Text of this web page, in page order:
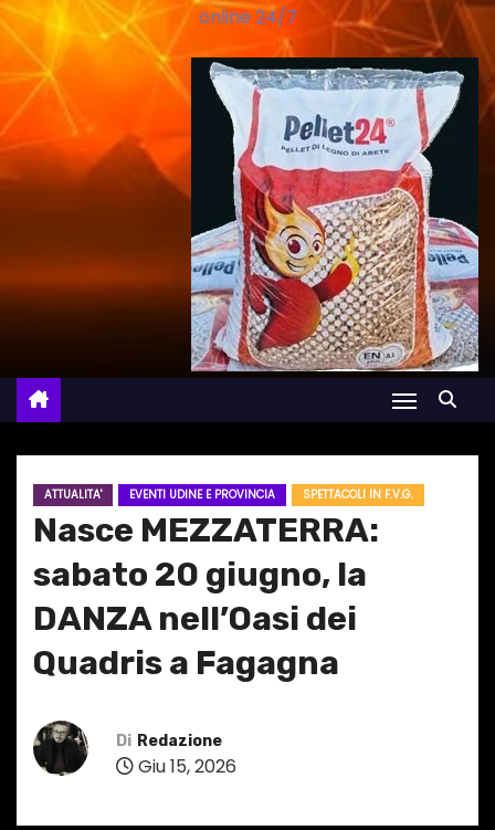
online 24/7
ATTUALITA' EVENTI UDINE E PROVINCIA SPETTACOLI IN F.V.G.
Nasce MEZZATERRA:
sabato 20 giugno, la
DANZA nell’Oasi dei
Quadris a Fagagna
Di Redazione
Giu 15, 2026